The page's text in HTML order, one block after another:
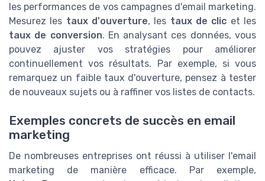
les performances de vos campagnes d'email marketing.
Mesurez les taux d'ouverture, les taux de clic et les
taux de conversion. En analysant ces données, vous
pouvez ajuster vos stratégies pour améliorer
continuellement vos résultats. Par exemple, si vous
remarquez un faible taux d'ouverture, pensez à tester
de nouveaux sujets ou à raffiner vos listes de contacts.
Exemples concrets de succès en email
marketing
De nombreuses entreprises ont réussi à utiliser l'email
marketing de manière efficace. Par exemple,